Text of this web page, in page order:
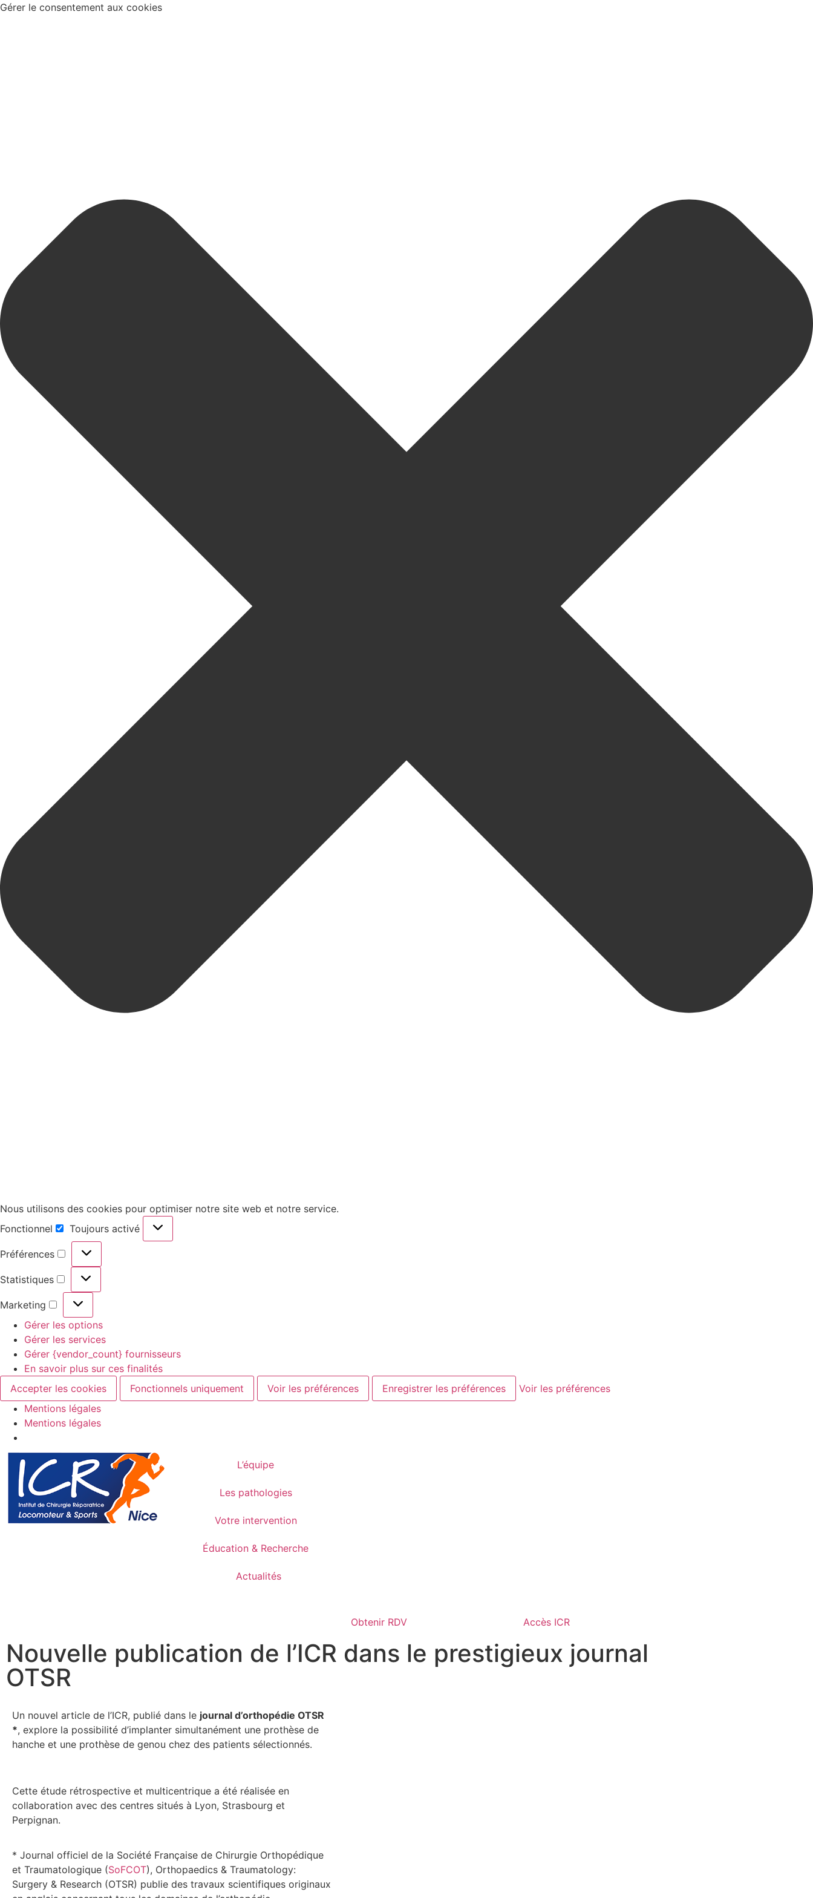
Gérer le consentement aux cookies
Nous utilisons des cookies pour optimiser notre site web et notre service.
Fonctionnel
Toujours activé
Préférences
Statistiques
Marketing
Gérer les options
Gérer les services
Gérer {vendor_count} fournisseurs
En savoir plus sur ces finalités
Accepter les cookies
Fonctionnels uniquement Voir les préférences Enregistrer les préférences
Voir les préférences
Mentions légales
Mentions légales
L’équipe
Les pathologies
Votre intervention
Éducation & Recherche
Actualités
Obtenir RDV Accès ICR
Nouvelle publication de l’ICR dans le prestigieux journal
OTSR
Un nouvel article de l’ICR, publié dans le journal d’orthopédie OTSR
*, explore la possibilité d’implanter simultanément une prothèse de
hanche et une prothèse de genou chez des patients sélectionnés.
Cette étude rétrospective et multicentrique a été réalisée en
collaboration avec des centres situés à Lyon, Strasbourg et
Perpignan.
* Journal officiel de la Société Française de Chirurgie Orthopédique
et Traumatologique (SoFCOT), Orthopaedics & Traumatology:
Surgery & Research (OTSR) publie des travaux scientifiques originaux